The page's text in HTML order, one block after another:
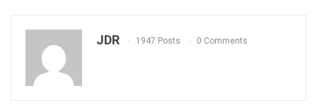
JDR 1947 Posts 0 Comments